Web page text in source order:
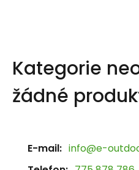
Kategorie
žádné
E-mail: info@e-